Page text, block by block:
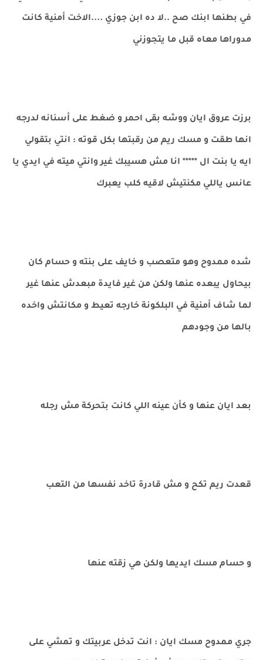
في بطنها ابنك صح ..لا ده ابن جوزي ....الاخت أمنية كانت
مدوراها معاه قبل ما يتجوزني
برزت عروق ايان ووشه بقى احمر و ضغط على أسنانه لدرجه
انها طقت و مسك ريم من رقبتها بكل قوته : انتي بتقولي
ايه يا بنت ال ***** انا مش هسيبك غير وانتي ميته في ايدي يا
عانس ياللي مكنتيش لاقيه كلب يعبرك
شده ممدوح وهو متعصب و خايف على بنته و حسام كان
بيحاول يبعده عنها ولكن من غير فايدة مبعدش عنها غير
لما شاف أمنية في البلكونة خارجه تعيط و مكانتش واخده
بالها من وجودهم
بعد ايان عنها و كأن عينه اللي كانت بتحركة مش رجله
قعدت ريم تكح و مش قادرة تاخد نفسها من التعب
و حسام مسك ايديها ولكن هي زقته عنها
جري ممدوح مسك ايان : انت تدخل عربيتك و تمشي على